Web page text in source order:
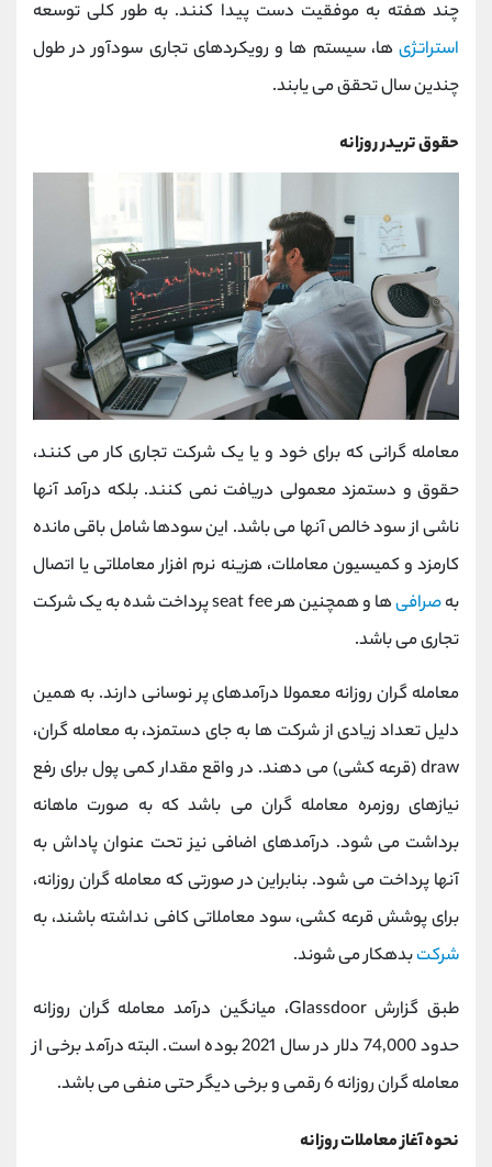
چند هفته به موفقیت دست پیدا کنند. به طور کلی توسعه
استراتژی ها، سیستم ها و رویکردهای تجاری سودآور در طول
چندین سال تحقق می یابند.
حقوق تریدر روزانه
معامله گرانی که برای خود و یا یک شرکت تجاری کار می کنند،
حقوق و دستمزد معمولی دریافت نمی کنند. بلکه درآمد آنها
ناشی از سود خالص آنها می باشد. این سودها شامل باقی مانده
کارمزد و کمیسیون معاملات، هزینه نرم افزار معاملاتی یا اتصال
بهصرافی
ها و همچنین هر seat fee پرداخت شده به یک شرکت
تجاری می باشد.
معامله گران روزانه معمولا درآمدهای پر نوسانی دارند. به همین
دلیل تعداد زیادی از شرکت ها به جای دستمزد، به معامله گران،
draw (قرعه کشی) می دهند. در واقع مقدار کمی پول برای رفع
نیازهای روزمره معامله گران می باشد که به صورت ماهانه
برداشت می شود. درآمدهای اضافی نیز تحت عنوان پاداش به
آنها پرداخت می شود. بنابراین در صورتی که معامله گران روزانه،
برای پوشش قرعه کشی، سود معاملاتی کافی نداشته باشند، به
شرکتبدهکار می شوند.
طبق گزارش Glassdoor، میانگین درآمد معامله گران روزانه
حدود 74,000 دلار در سال 2021 بوده است. البته درآمد برخی از
معامله گران روزانه 6 رقمی و برخی دیگر حتی منفی می باشد.
نحوه آغاز معاملات روزانه